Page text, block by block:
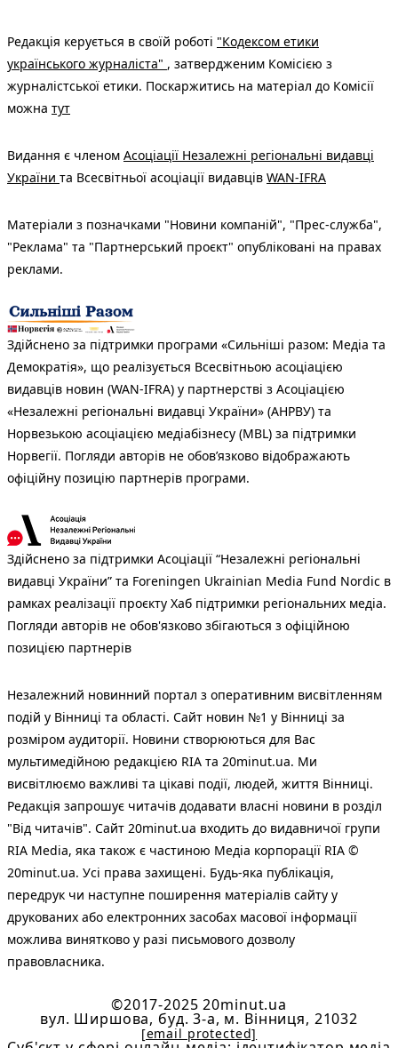
Редакція керується в своїй роботі "Кодексом етики
українського журналіста" , затвердженим Комісією з
журналістської етики. Поскаржитись на матеріал до Комісії
можна тут
Видання є членом Асоціації Незалежні регіональні видавці
України та Всесвітньої асоціації видавців WAN-IFRA
Матеріали з позначками "Новини компаній", "Прес-служба",
"Реклама" та "Партнерський проєкт" опубліковані на правах
реклами.
Здійснено за підтримки програми «Сильніші разом: Медіа та
Демократія», що реалізується Всесвітньою асоціацією
видавців новин (WAN-IFRA) у партнерстві з Асоціацією
«Незалежні регіональні видавці України» (АНРВУ) та
Норвезькою асоціацією медіабізнесу (MBL) за підтримки
Норвегії. Погляди авторів не обов’язково відображають
офіційну позицію партнерів програми.
Здійснено за підтримки Асоціації “Незалежні регіональні
видавці України” та Foreningen Ukrainian Media Fund Nordic в
рамках реалізації проєкту Хаб підтримки регіональних медіа.
Погляди авторів не обов'язково збігаються з офіційною
позицією партнерів
Незалежний новинний портал з оперативним висвітленням
подій у Вінниці та області. Сайт новин №1 у Вінниці за
розміром аудиторії. Новини створюються для Вас
мультимедійною редакцією RIA та 20minut.ua. Ми
висвітлюємо важливі та цікаві події, людей, життя Вінниці.
Редакція запрошує читачів додавати власні новини в розділ
"Від читачів". Сайт 20minut.ua входить до видавничої групи
RIA Media, яка також є частиною Медіа корпорації RIA ©
20minut.ua. Усі права захищені. Будь-яка публiкацiя,
передрук чи наступне поширення матеріалів сайту у
друкованих або електронних засобах масової інформації
можлива винятково у разі письмового дозволу
правовласника.
©2017-2025 20minut.ua
вул. Ширшова, буд. 3-а, м. Вінниця, 21032
[email protected]